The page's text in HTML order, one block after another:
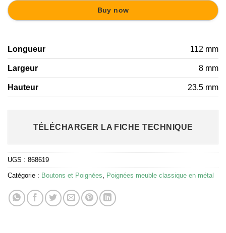
Buy now
Longueur 112 mm
Largeur 8 mm
Hauteur 23.5 mm
TÉLÉCHARGER LA FICHE TECHNIQUE
UGS : 868619
Catégorie : Boutons et Poignées, Poignées meuble classique en métal